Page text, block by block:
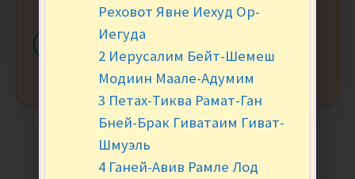
+
Реховот Явне Иехуд Ор-
Иегуда
2 Иерусалим Бейт-Шемеш
Модиин Маале-Адумим
3 Петах-Тиква Рамат-Ган
Бней-Брак Гиватаим Гиват-
Шмуэль
4 Ганей-Авив Рамле Лод